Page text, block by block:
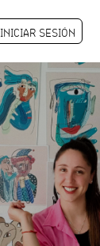
INICIAR SESIÓN